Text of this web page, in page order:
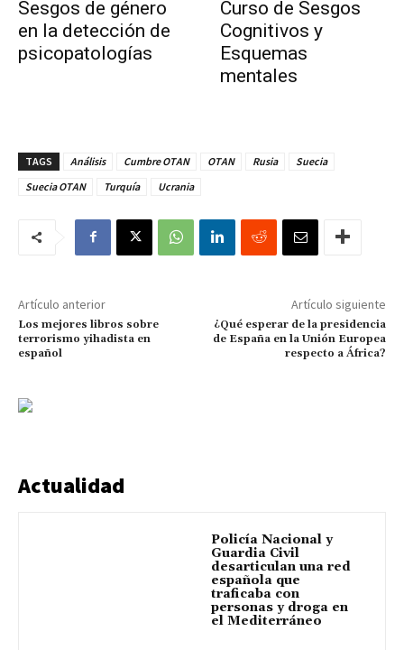
Sesgos de género
en la detección de
psicopatologías
Curso de Sesgos
Cognitivos y
Esquemas
mentales
TAGS Análisis Cumbre OTAN OTAN Rusia
Suecia
Suecia OTAN
Turquía Ucrania
Artículo anterior
Los mejores libros sobre
terrorismo yihadista en
español
Artículo siguiente
¿Qué esperar de la presidencia
de España en la Unión Europea
respecto a África?
Actualidad
Policía Nacional y
Guardia Civil
desarticulan una red
española que
traficaba con
personas y droga en
el Mediterráneo